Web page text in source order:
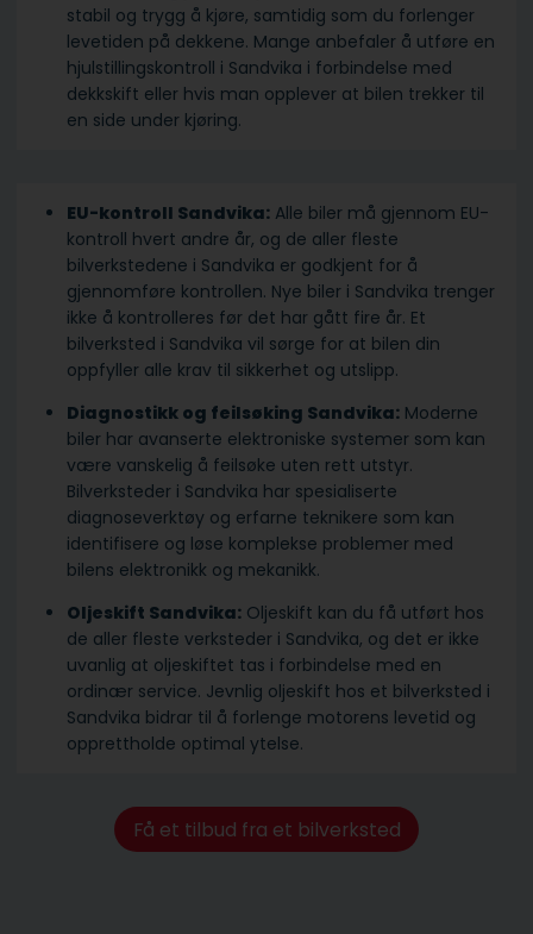
stabil og trygg å kjøre, samtidig som du forlenger
levetiden på dekkene. Mange anbefaler å utføre en
hjulstillingskontroll i Sandvika i forbindelse med
dekkskift eller hvis man opplever at bilen trekker til
en side under kjøring.
EU-kontroll Sandvika: Alle biler må gjennom EU-
kontroll hvert andre år, og de aller fleste
bilverkstedene i Sandvika er godkjent for å
gjennomføre kontrollen. Nye biler i Sandvika trenger
ikke å kontrolleres før det har gått fire år. Et
bilverksted i Sandvika vil sørge for at bilen din
oppfyller alle krav til sikkerhet og utslipp.
Diagnostikk og feilsøking Sandvika: Moderne
biler har avanserte elektroniske systemer som kan
være vanskelig å feilsøke uten rett utstyr.
Bilverksteder i Sandvika har spesialiserte
diagnoseverktøy og erfarne teknikere som kan
identifisere og løse komplekse problemer med
bilens elektronikk og mekanikk.
Oljeskift Sandvika: Oljeskift kan du få utført hos
de aller fleste verksteder i Sandvika, og det er ikke
uvanlig at oljeskiftet tas i forbindelse med en
ordinær service. Jevnlig oljeskift hos et bilverksted i
Sandvika bidrar til å forlenge motorens levetid og
opprettholde optimal ytelse.
Få et tilbud fra et bilverksted